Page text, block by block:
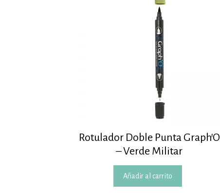
Rotulador Doble Punta Graph’O
– Verde Militar
Añadir al carrito